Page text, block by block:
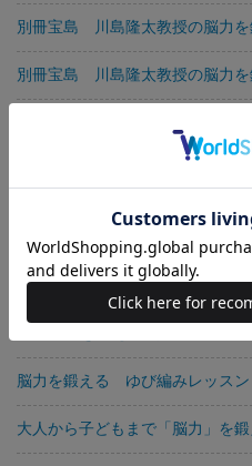
別冊宝島 川島隆太教授の脳力
別冊宝島 川島隆太教授の脳力
別冊宝島 川島隆太教授の脳力
別冊宝島1528 川島隆太教授の
み書き計算トレーニング
脳力を鍛える ゆび編みレッスン
大人から子どもまで「脳力」を